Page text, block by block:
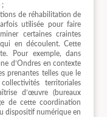
;
de réhabilitation de
utilisée pour faire
certaines craintes
en découlent. Cette
Pour exemple, dans
d’Ondres en contexte
prenantes telles que le
territoriales
d’œuvre (bureaux
de cette coordination
dispositif numérique en